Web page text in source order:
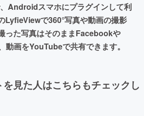
Androidスマホにプラグインして利
LyfieViewで360°写真や動画の撮影
った写真はそのままFacebookや
動画をYouTubeで共有できます。
見た人はこちらもチェックし